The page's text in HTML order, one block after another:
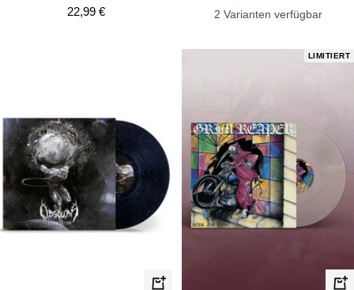
Angebotspreis
22,99 €
Preis
2 Varianten verfügbar
LIMITIERT